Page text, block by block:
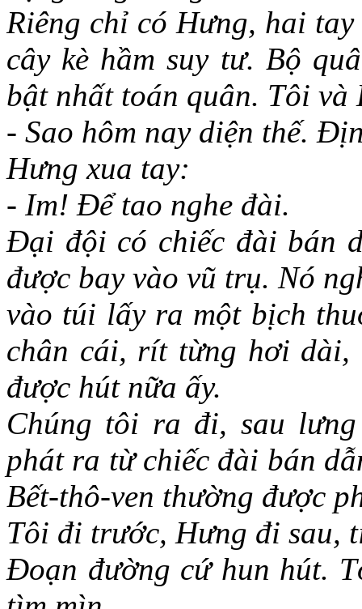
Riêng chỉ có Hưng, hai
cây kè hầm suy tư. Bộ
bật nhất toán quân. Tôi
- Sao hôm nay diện thế.
Hưng xua tay:
- Im! Để tao nghe đài.
Đại đội có chiếc đài bán
được bay vào vũ trụ. Nó
vào túi lấy ra một bịch
chân cái, rít từng hơi
được hút nữa ấy.
Chúng tôi ra đi, sau
phát ra từ chiếc đài bán
Bết-thô-ven thường được
Tôi đi trước, Hưng đi sau,
Đoạn đường cứ hun hút.